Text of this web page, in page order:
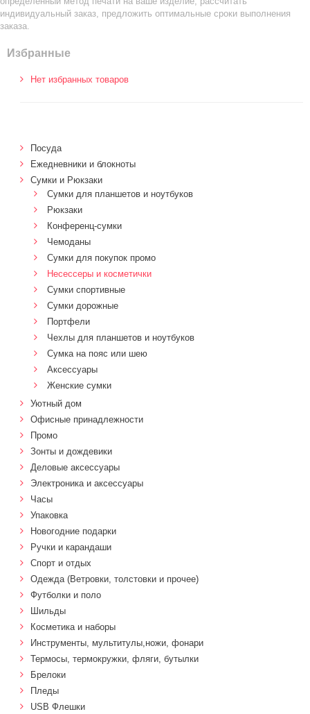
индивидуальный заказ, предложить оптимальные сроки выполнения
заказа.
Избранные
Нет избранных товаров
Посуда
Ежедневники и блокноты
Сумки и Рюкзаки
Сумки для планшетов и ноутбуков
Рюкзаки
Конференц-сумки
Чемоданы
Сумки для покупок промо
Несессеры и косметички
Сумки спортивные
Сумки дорожные
Портфели
Чехлы для планшетов и ноутбуков
Сумка на пояс или шею
Аксессуары
Женские сумки
Уютный дом
Офисные принадлежности
Промо
Зонты и дождевики
Деловые аксессуары
Электроника и аксессуары
Часы
Упаковка
Новогодние подарки
Ручки и карандаши
Спорт и отдых
Одежда (Ветровки, толстовки и прочее)
Футболки и поло
Шильды
Косметика и наборы
Инструменты, мультитулы,ножи, фонари
Термосы, термокружки, фляги, бутылки
Брелоки
Пледы
USB Флешки